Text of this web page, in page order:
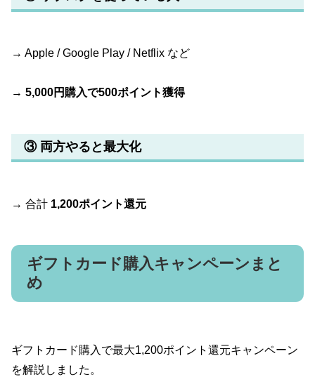
→ Apple / Google Play / Netflix など
→ 5,000円購入で500ポイント獲得
③ 両方やると最大化
→ 合計 1,200ポイント還元
ギフトカード購入キャンペーンまと
め
ギフトカード購入で最大1,200ポイント還元キャンペーン
を解説しました。